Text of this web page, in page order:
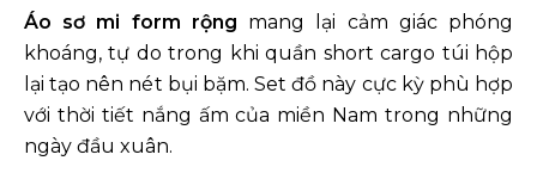
Áo sơ mi form rộng mang lại cảm giác phóng
khoáng, tự do trong khi quần short cargo túi hộp
lại tạo nên nét bụi bặm. Set đồ này cực kỳ phù hợp
với thời tiết nắng ấm của miền Nam trong những
ngày đầu xuân.